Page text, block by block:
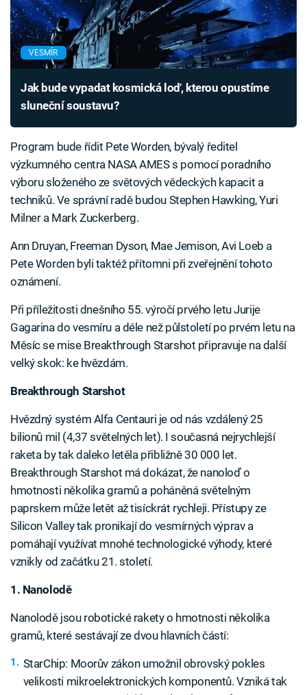
VESMÍR
Jak bude vypadat kosmická loď, kterou opustíme
sluneční soustavu?
Program bude řídit Pete Worden, bývalý ředitel
výzkumného centra NASA AMES s pomocí poradního
výboru složeného ze světových vědeckých kapacit a
techniků. Ve správní radě budou Stephen Hawking, Yuri
Milner a Mark Zuckerberg.
Ann Druyan, Freeman Dyson, Mae Jemison, Avi Loeb a
Pete Worden byli taktéž přítomni při zveřejnění tohoto
oznámení.
Při příležitosti dnešního 55. výročí prvého letu Jurije
Gagarina do vesmíru a déle než půlstoletí po prvém letu na
Měsíc se mise Breakthrough Starshot připravuje na další
velký skok: ke hvězdám.
Breakthrough Starshot
Hvězdný systém Alfa Centauri je od nás vzdálený 25
bilionů mil (4,37 světelných let). I současná nejrychlejší
raketa by tak daleko letěla přibližně 30 000 let.
Breakthrough Starshot má dokázat, že nanoloď o
hmotnosti několika gramů a poháněná světelným
paprskem může letět až tisíckrát rychleji. Přístupy ze
Silicon Valley tak pronikají do vesmírných výprav a
pomáhají využívat mnohé technologické výhody, které
vznikly od začátku 21. století.
1. Nanolodě
Nanolodě jsou robotické rakety o hmotnosti několika
gramů, které sestávají ze dvou hlavních částí:
StarChip: Moorův zákon umožnil obrovský pokles
velikosti mikroelektronických komponentů. Vzniká tak